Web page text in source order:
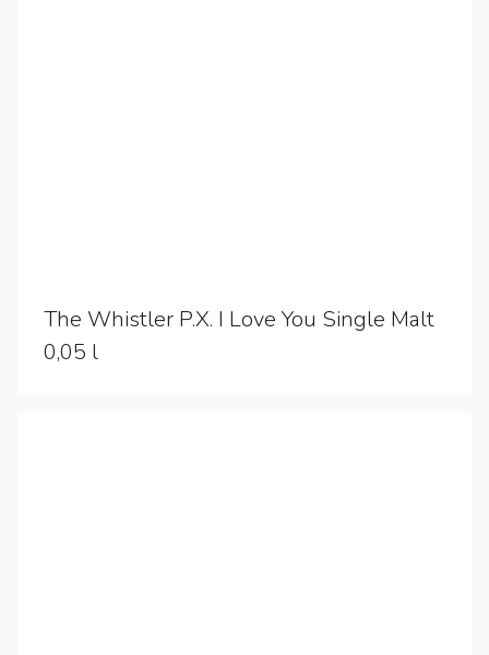
The Whistler P.X. I Love You Single Malt
0,05 l